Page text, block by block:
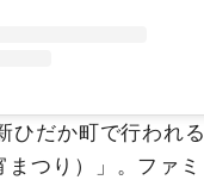
ひだか町で行われ
まつり）」。ファ